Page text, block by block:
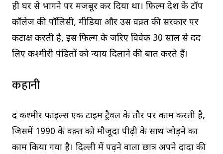
ही घर से भागने पर मजबूर कर दिया था। फ़िल्म देश के टॉप
कॉलेज की पॉलिसी, मीडिया और उस वक़्त की सरकार पर
कटाक्ष करती है, इस फिल्म के जरिए विवेक 30 साल से दर्द
लिए कश्मीरी पंडितों को न्याय दिलाने की बात करते हैं।
कहानी
द कश्मीर फाइल्स एक टाइम ट्रैवल के तौर पर काम करती है,
जिसमें 1990 के वक़्त को मौजूदा पीढ़ी के साथ जोड़ने का
काम किया गया है। दिल्ली में पढ़ने वाला छात्र अपने दादा की